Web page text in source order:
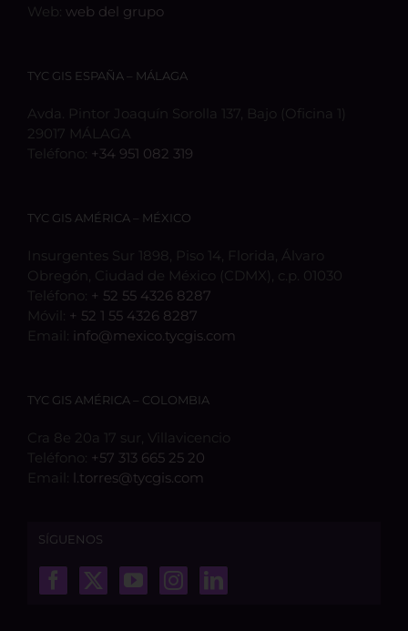
Web: web del grupo
TYC GIS ESPAÑA – MÁLAGA
Avda. Pintor Joaquín Sorolla 137, Bajo (Oficina 1)
29017 MÁLAGA
Teléfono: +34 951 082 319
TYC GIS AMÉRICA – MÉXICO
Insurgentes Sur 1898, Piso 14, Florida, Álvaro
Obregón, Ciudad de México (CDMX), c.p. 01030
Teléfono: + 52 55 4326 8287
Móvil: + 52 1 55 4326 8287
Email: info@mexico.tycgis.com
TYC GIS AMÉRICA – COLOMBIA
Cra 8e 20a 17 sur, Villavicencio
Teléfono: +57 313 665 25 20
Email:
l.torres@tycgis.com
SÍGUENOS